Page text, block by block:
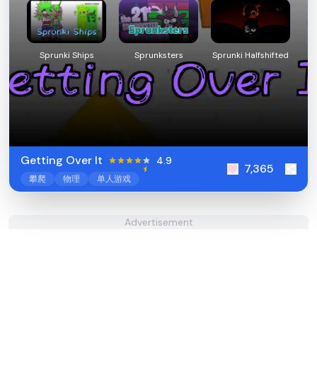
Sprunki Ships Sprunksters Sprunki Halfshifted
Getting Over It 4.9
攀爬 物理 单人游戏
7,365
Advertisement